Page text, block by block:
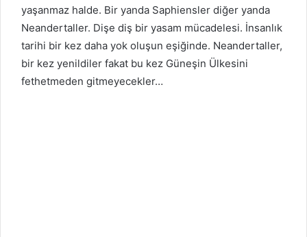
yaşanmaz halde. Bir yanda Saphiensler diğer yanda
Neandertaller. Dişe diş bir yasam mücadelesi. İnsanlık
tarihi bir kez daha yok oluşun eşiğinde. Neandertaller,
bir kez yenildiler fakat bu kez Güneşin Ülkesini
fethetmeden gitmeyecekler…